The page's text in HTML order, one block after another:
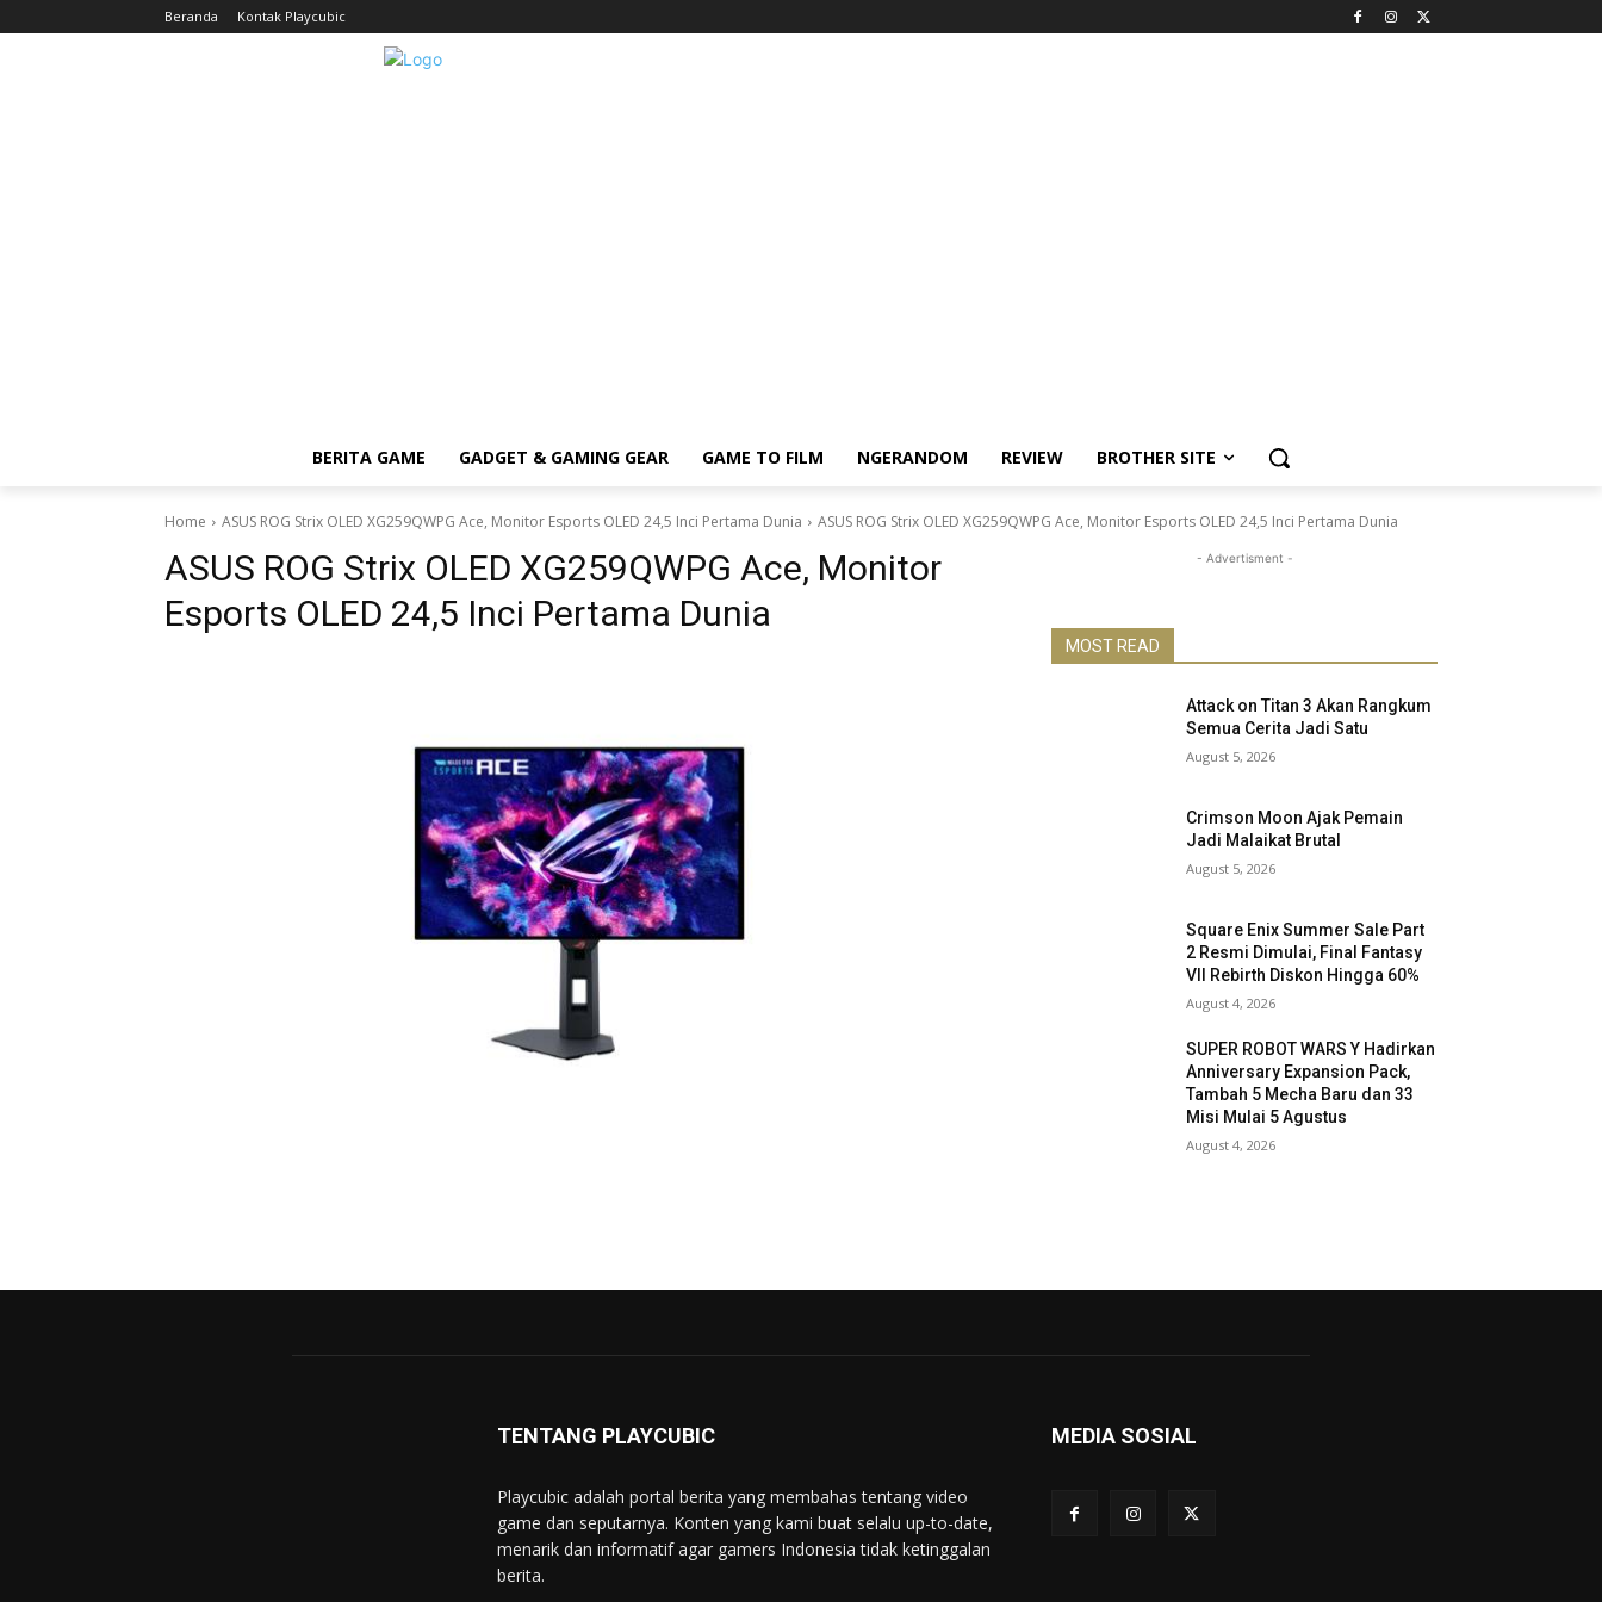
Beranda Kontak Playcubic
BERITA GAME GADGET & GAMING GEAR GAME TO FILM NGERANDOM REVIEW BROTHER SITE
Home ASUS ROG Strix OLED XG259QWPG Ace, Monitor Esports OLED 24,5 Inci Pertama Dunia ASUS ROG Strix OLED XG259QWPG Ace, Monitor Esports OLED 24,5 Inci Pertama Dunia
ASUS ROG Strix OLED XG259QWPG Ace, Monitor
Esports OLED 24,5 Inci Pertama Dunia
- Advertisment -
MOST READ
Attack on Titan 3 Akan Rangkum
Semua Cerita Jadi Satu
August 5, 2026
Crimson Moon Ajak Pemain
Jadi Malaikat Brutal
August 5, 2026
Square Enix Summer Sale Part
2 Resmi Dimulai, Final Fantasy
VII Rebirth Diskon Hingga 60%
August 4, 2026
SUPER ROBOT WARS Y Hadirkan
Anniversary Expansion Pack,
Tambah 5 Mecha Baru dan 33
Misi Mulai 5 Agustus
August 4, 2026
TENTANG PLAYCUBIC
Playcubic adalah portal berita yang membahas tentang video
game dan seputarnya. Konten yang kami buat selalu up-to-date,
menarik dan informatif agar gamers Indonesia tidak ketinggalan
berita.
MEDIA SOSIAL